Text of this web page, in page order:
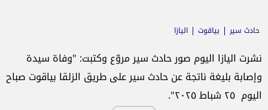
حادث سير بياقوت اليازا
نشرت اليازا اليوم صور حادث سير مروّع وكتبت: "وفاة سيدة
وإصابة بليغة ناتجة عن حادث سير على طريق الزلقا بياقوت صباح
اليوم ٢٥ شباط ٢٠٢٥".